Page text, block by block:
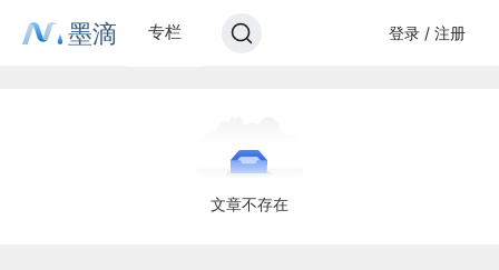
墨滴 专栏 登录 / 注册
文章不存在